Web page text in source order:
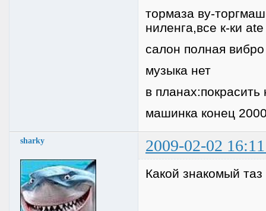
тормаза ву-
ниленга,все к-ки ate
салон полная
музыка нет
в
машинка конец
sharky 2009-02-02
Какой знакомый таз